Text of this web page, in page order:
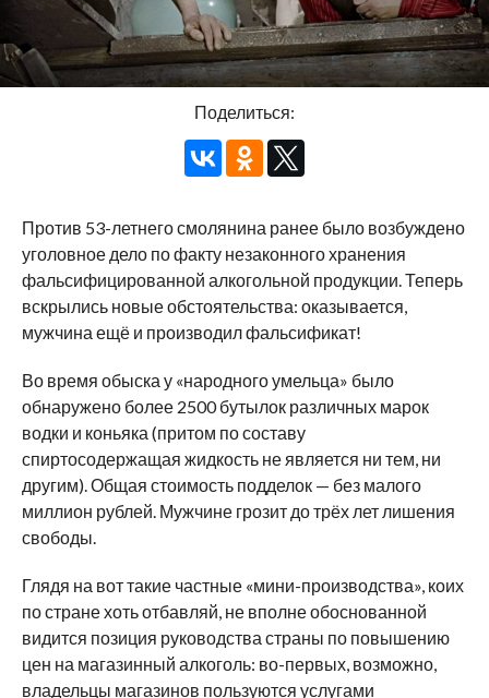
Поделиться:
Против 53-летнего смолянина ранее было возбуждено
уголовное дело по факту незаконного хранения
фальсифицированной алкогольной продукции. Теперь
вскрылись новые обстоятельства: оказывается,
мужчина ещё и производил фальсификат!
Во время обыска у «народного умельца» было
обнаружено более 2500 бутылок различных марок
водки и коньяка (притом по составу
спиртосодержащая жидкость не является ни тем, ни
другим). Общая стоимость подделок — без малого
миллион рублей. Мужчине грозит до трёх лет лишения
свободы.
Глядя на вот такие частные «мини-производства», коих
по стране хоть отбавляй, не вполне обоснованной
видится позиция руководства страны по повышению
цен на магазинный алкоголь: во-первых, возможно,
владельцы магазинов пользуются услугами